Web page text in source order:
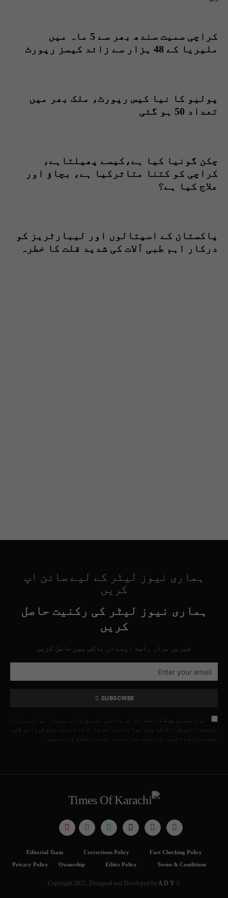
کراچی سمیت سندھ بھر سے 5 ماہ میں
ملیریا کے 48 ہزار سے زائد کیسز رپورٹ
پولیو کا نیا کیس رپورٹ، ملک بھر میں
تعداد 50 ہو گئی
چکن گونیا کیا ہے،کیسے پھیلتاہے،
کراچی کو کتنا متاثرکیا ہے، بچاؤ اور
علاج کیا ہے؟
پاکستان کے اسپتالوں اور لیبارٹریز کو
درکار اہم طبی آلات کی شدید قلت کا خطرہ
ہماری نیوز لیٹر کے لیے سائن اپ
کریں
ہماری نیوز لیٹر کی رکنیت حاصل
کریں
خبریں براہِ راست اپنے ان باکس میں حاصل کریں
SUBSCRIBE
اس باکس کو چیک کر کے، آپ اس بات کی تصدیق کرتے ہیں کہ آپ نے ہمارے
استعمال کی شرائط کو پڑھ لیا ہے اور اس فارم کے ذریعے جمع کروائی گئی
معلومات کے ذخیرہ کرنے کے حوالے سے ان سے اتفاق کرتے ہیں۔
Fact Checking Policy
Corrections Policy
Editorial Team
Terms & Conditions
Ethics Policy
Ownership
Privacy Policy
© Copyright 2025. Designed and Developed by
A D Y